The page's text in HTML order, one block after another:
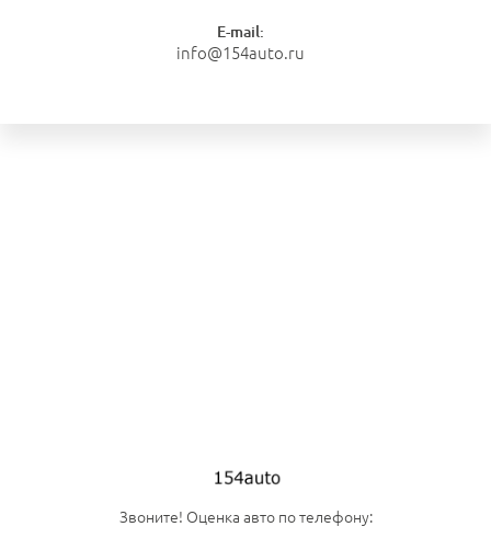
E-mail:
info@154auto.ru
Звоните! Оценка авто по телефону: